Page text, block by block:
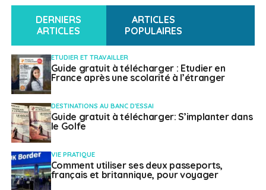
organisées par la Mission laïque
Français à l'étranger
DERNIERS
ARTICLES
ARTICLES
POPULAIRES
ETUDIER ET TRAVAILLER
Guide gratuit à télécharger : Etudier en
France après une scolarité à l’étranger
DESTINATIONS AU BANC D'ESSAI
Guide gratuit à télécharger: S’implanter dans
le Golfe
VIE PRATIQUE
Comment utiliser ses deux passeports,
français et britannique, pour voyager